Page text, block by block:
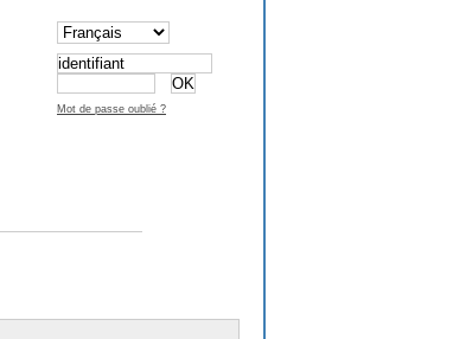
Mot de passe oublié ?